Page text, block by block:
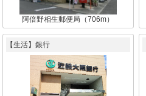
阿倍野相生郵便局（706m）
【生活】銀行